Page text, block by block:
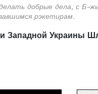
добрые дела, с
рэкетирам.
Западной Украины